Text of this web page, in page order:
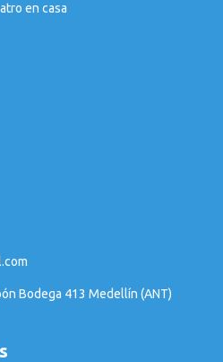
en casa
Bodega 413 Medellín (ANT)